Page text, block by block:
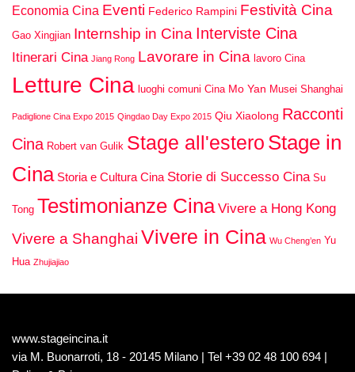
Economia Cina Eventi Federico Rampini Festività Cina
Gao Xingjian Internship in Cina Interviste Cina
Itinerari Cina Jiang Rong Lavorare in Cina lavoro Cina
Letture Cina luoghi comuni Cina Mo Yan Musei Shanghai
Padiglione Cina Expo 2015 Qingdao Day Expo 2015 Qiu Xiaolong Racconti
Cina Robert van Gulik Stage all'estero Stage in
Cina Storia e Cultura Cina Storie di Successo Cina Su
Tong Testimonianze Cina Vivere a Hong Kong
Vivere a Shanghai Vivere in Cina Wu Cheng’en Yu
Hua Zhujiajiao
www.stageincina.it
via M. Buonarroti, 18 - 20145 Milano | Tel +39 02 48 100 694 |